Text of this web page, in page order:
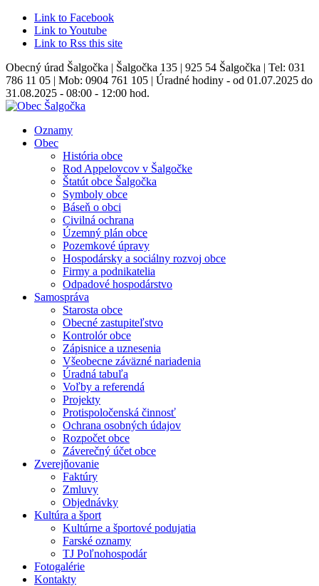
Link to Facebook
Link to Youtube
Link to Rss this site
Obecný úrad Šalgočka | Šalgočka 135 | 925 54 Šalgočka | Tel: 031
786 11 05 | Mob: 0904 761 105 | Úradné hodiny - od 01.07.2025 do
31.08.2025 - 08:00 - 12:00 hod.
Oznamy
Obec
História obce
Rod Appelovcov v Šalgočke
Štatút obce Šalgočka
Symboly obce
Báseň o obci
Civilná ochrana
Územný plán obce
Pozemkové úpravy
Hospodársky a sociálny rozvoj obce
Firmy a podnikatelia
Odpadové hospodárstvo
Samospráva
Starosta obce
Obecné zastupiteľstvo
Kontrolór obce
Zápisnice a uznesenia
Všeobecne záväzné nariadenia
Úradná tabuľa
Voľby a referendá
Projekty
Protispoločenská činnosť
Ochrana osobných údajov
Rozpočet obce
Záverečný účet obce
Zverejňovanie
Faktúry
Zmluvy
Objednávky
Kultúra a šport
Kultúrne a športové podujatia
Farské oznamy
TJ Poľnohospodár
Fotogalérie
Kontakty